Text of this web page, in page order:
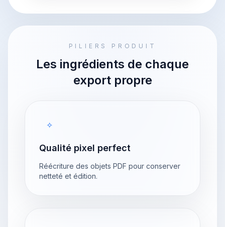
PILIERS PRODUIT
Les ingrédients de chaque
export propre
✧
Qualité pixel perfect
Réécriture des objets PDF pour conserver
netteté et édition.